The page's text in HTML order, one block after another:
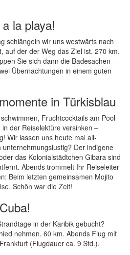
la playa!
schlängeln wir uns westwärts nach
auf der der Weg das Ziel ist. 270 km.
Sie sich dann die Badesachen –
Übernachtungen in einem guten
in Türkisblau
Fruchtcocktails am Pool
der Reiselektüre versinken –
Wir lassen uns heute mal all-
Der indigene
das Kolonialstädtchen Gibara sind
Abends trommelt Ihr Reiseleiter
Beim letzten gemeinsamen Mojito
Schön war die Zeit!
in der Karibik gebucht?
nehmen. 60 km. Abends Flug mit
(Flugdauer ca. 9 Std.).